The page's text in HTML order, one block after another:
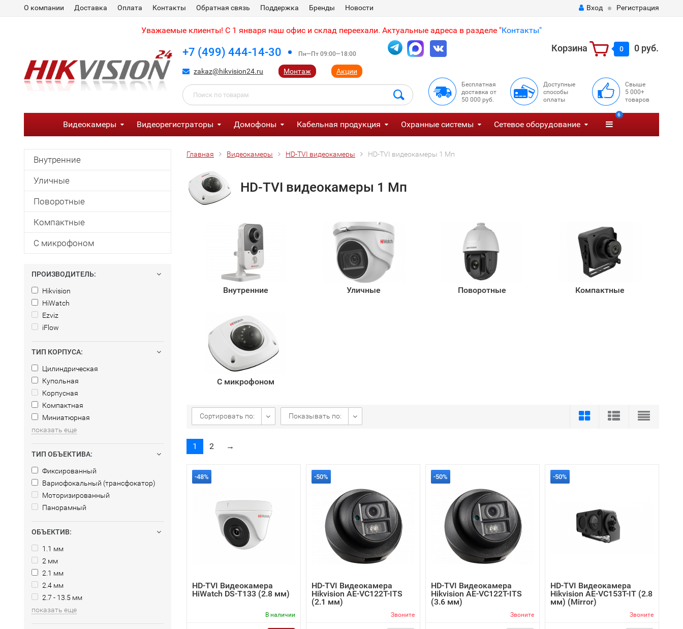
О компании Доставка Оплата Контакты Обратная связь Поддержка Бренды Новости Вход Регистрация
Уважаемые клиенты! С 1 января наш офис и склад переехали. Актуальные адреса в разделе "Контакты"
+7 (499) 444-14-30 Пн—Пт 09:00—18:00
zakaz@hikvision24.ru Монтаж Акции
Корзина 0 0 руб.
Бесплатная
доставка от
50 000 руб.
Доступные
способы
оплаты
Свыше
5 000+
товаров
Видеокамеры Видеорегистраторы Домофоны Кабельная продукция Охранные системы Сетевое оборудование
6
Внутренние
Уличные
Поворотные
Компактные
С микрофоном
ПРОИЗВОДИТЕЛЬ:
Hikvision
HiWatch
Ezviz
iFlow
ТИП КОРПУСА:
Цилиндрическая
Купольная
Корпусная
Компактная
Миниатюрная
показать еще
ТИП ОБЪЕКТИВА:
Фиксированный
Вариофокальный (трансфокатор)
Моторизированный
Панорамный
ОБЪЕКТИВ:
1.1 мм
2 мм
2.1 мм
2.4 мм
2.7 - 13.5 мм
показать еще
Главная Видеокамеры HD-TVI видеокамеры HD-TVI видеокамеры 1 Мп
HD-TVI видеокамеры 1 Мп
Внутренние Уличные Поворотные Компактные
С микрофоном
Сортировать по: Показывать по:
1 2 →
-48%
HD-TVI Видеокамера
HiWatch DS-T133 (2.8 мм)
В наличии
-50%
HD-TVI Видеокамера
Hikvision AE-VC122T-ITS
(2.1 мм)
Звоните
-50%
HD-TVI Видеокамера
Hikvision AE-VC122T-ITS
(3.6 мм)
Звоните
-50%
HD-TVI Видеокамера
Hikvision AE-VC153T-IT (2.8
мм) (Mirror)
Звоните